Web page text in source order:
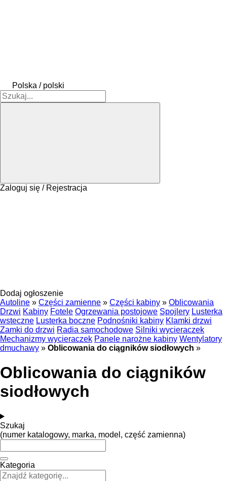
Polska / polski
Zaloguj się / Rejestracja
Dodaj ogłoszenie
Autoline » Części zamienne » Części kabiny » Oblicowania
Drzwi Kabiny Fotele Ogrzewania postojowe Spojlery Lusterka
wsteczne Lusterka boczne Podnośniki kabiny Klamki drzwi
Zamki do drzwi Radia samochodowe Silniki wycieraczek
Mechanizmy wycieraczek Panele narożne kabiny Wentylatory
dmuchawy » Oblicowania do ciągników siodłowych »
Oblicowania do ciągników
siodłowych
Szukaj
(numer katalogowy, marka, model, część zamienna)
Kategoria